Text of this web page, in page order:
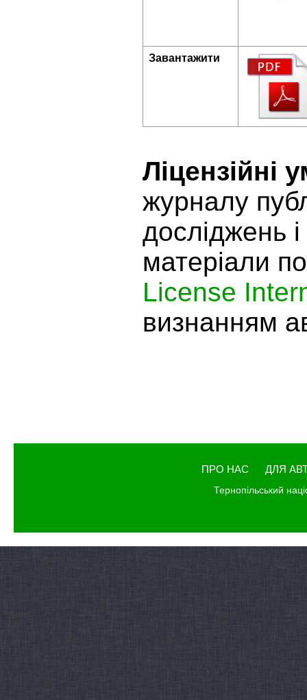
Завантажити
Ліцензійні
журналу
досліджень
матеріали
License
визнанням
ПРО НАС ДЛЯ
Тернопільський